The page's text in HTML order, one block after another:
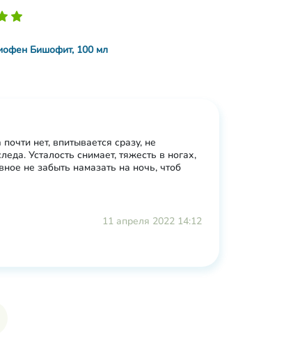
Бишофит, 100 мл
нет, впитывается сразу, не
Усталость снимает, тяжесть в ногах,
не забыть намазать на ночь, чтоб
11 апреля 2022 14:12